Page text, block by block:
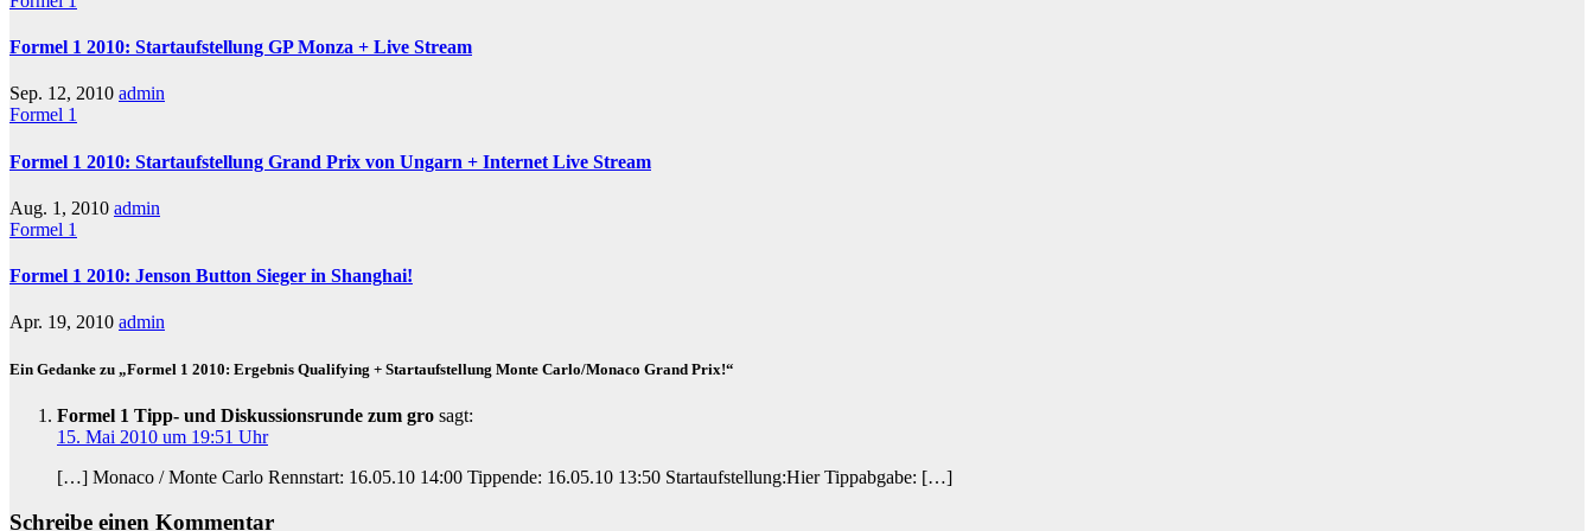
Formel 1 2010: Startaufstellung GP Monza + Live Stream
Sep. 12, 2010 admin
Formel 1
Formel 1 2010: Startaufstellung Grand Prix von Ungarn + Internet Live Stream
Aug. 1, 2010 admin
Formel 1
Formel 1 2010: Jenson Button Sieger in Shanghai!
Apr. 19, 2010 admin
Ein Gedanke zu „Formel 1 2010: Ergebnis Qualifying + Startaufstellung Monte Carlo/Monaco Grand Prix!“
Formel 1 Tipp- und Diskussionsrunde zum gro sagt:
15. Mai 2010 um 19:51 Uhr
[…] Monaco / Monte Carlo Rennstart: 16.05.10 14:00 Tippende: 16.05.10 13:50 Startaufstellung:Hier Tippabgabe: […]
Schreibe einen Kommentar